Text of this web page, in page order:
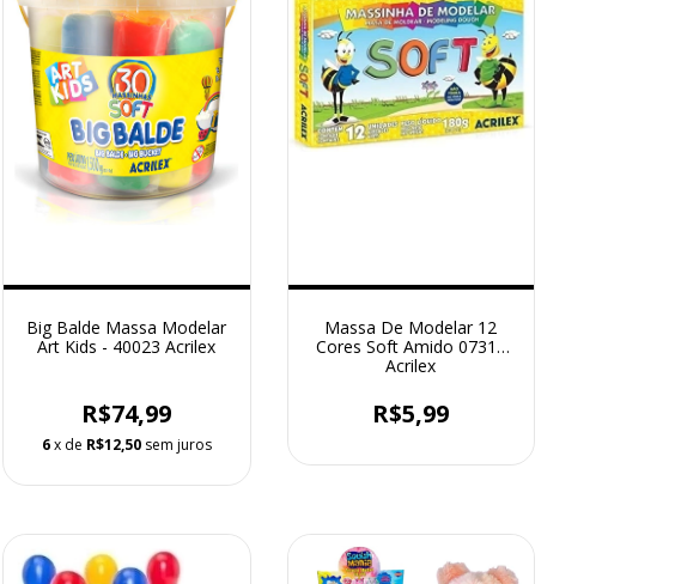
Big Balde Massa Modelar
Art Kids - 40023 Acrilex
R$74,99
6x de R$12,50 sem juros
Massa De Modelar 12
Cores Soft Amido 07312
Acrilex
R$5,99